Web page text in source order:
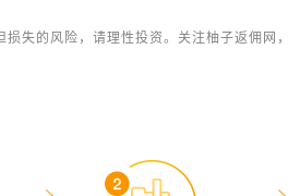
失的风险，请理性投资。关注柚子返佣